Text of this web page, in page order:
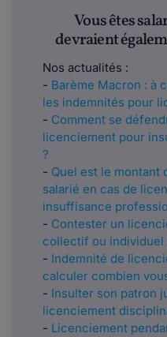
Vous êtes
devraient
Nos actualités :
- Barème Macron : à
les indemnités pour
- Comment se
licenciement pour
?
- Quel est le montant
salarié en cas de
insuffisance
- Contester un
collectif ou individuel
- Indemnité de
calculer combien
- Insulter son patron
licenciement
- Licenciement